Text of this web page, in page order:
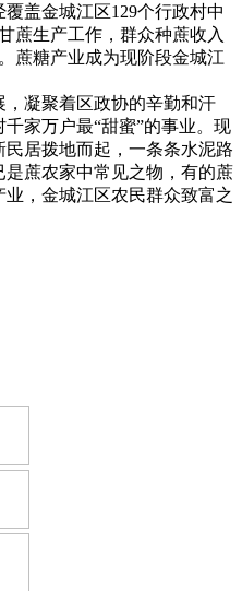
盖金城江区129个行政村中
蔗生产工作，群众种蔗收入
蔗糖产业成为现阶段金城江
凝聚着区政协的辛勤和汗
家万户最“甜蜜”的事业。现
居拨地而起，一条条水泥路
蔗农家中常见之物，有的蔗
，金城江区农民群众致富之